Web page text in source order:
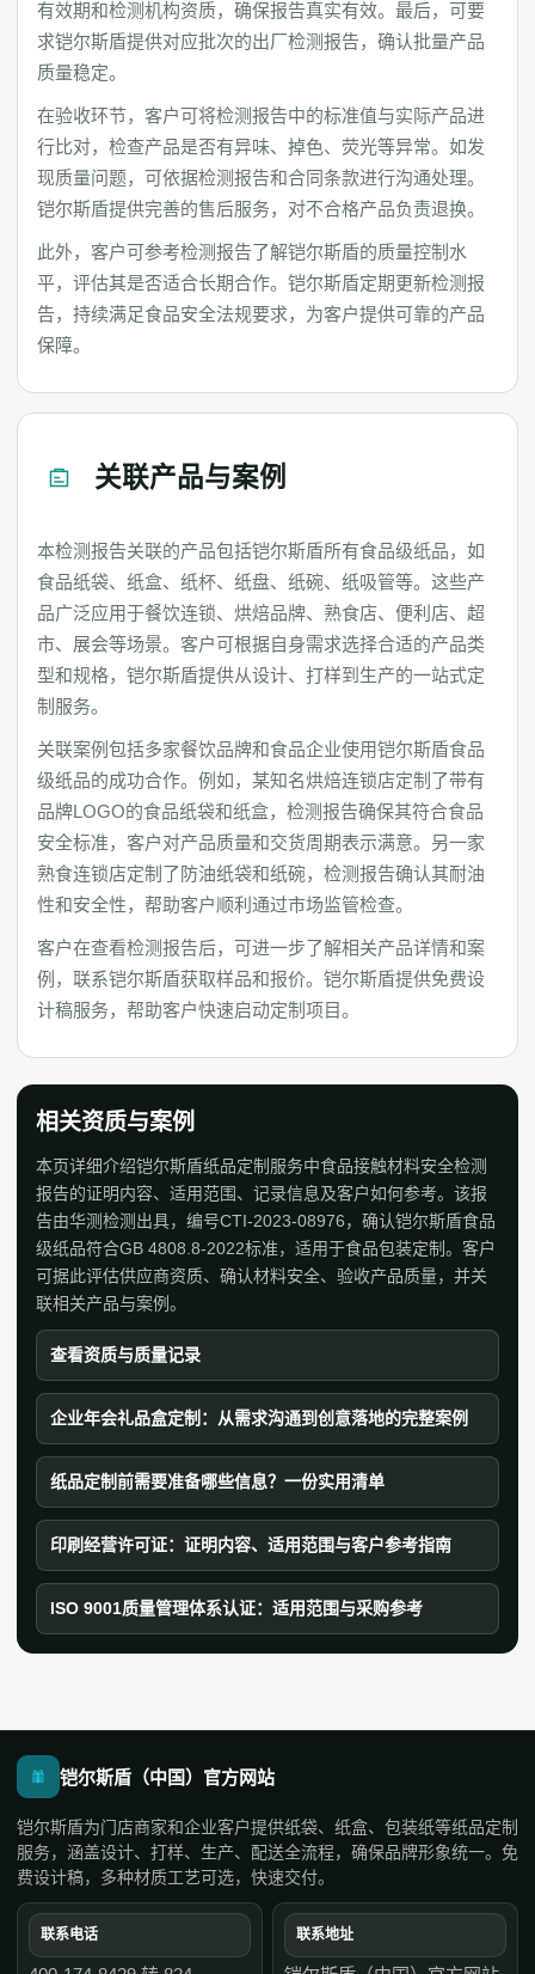
有效期和检测机构资质，确保报告真实有效。最后，可要
求铠尔斯盾提供对应批次的出厂检测报告，确认批量产品
质量稳定。
在验收环节，客户可将检测报告中的标准值与实际产品进
行比对，检查产品是否有异味、掉色、荧光等异常。如发
现质量问题，可依据检测报告和合同条款进行沟通处理。
铠尔斯盾提供完善的售后服务，对不合格产品负责退换。
此外，客户可参考检测报告了解铠尔斯盾的质量控制水
平，评估其是否适合长期合作。铠尔斯盾定期更新检测报
告，持续满足食品安全法规要求，为客户提供可靠的产品
保障。
关联产品与案例
本检测报告关联的产品包括铠尔斯盾所有食品级纸品，如
食品纸袋、纸盒、纸杯、纸盘、纸碗、纸吸管等。这些产
品广泛应用于餐饮连锁、烘焙品牌、熟食店、便利店、超
市、展会等场景。客户可根据自身需求选择合适的产品类
型和规格，铠尔斯盾提供从设计、打样到生产的一站式定
制服务。
关联案例包括多家餐饮品牌和食品企业使用铠尔斯盾食品
级纸品的成功合作。例如，某知名烘焙连锁店定制了带有
品牌LOGO的食品纸袋和纸盒，检测报告确保其符合食品
安全标准，客户对产品质量和交货周期表示满意。另一家
熟食连锁店定制了防油纸袋和纸碗，检测报告确认其耐油
性和安全性，帮助客户顺利通过市场监管检查。
客户在查看检测报告后，可进一步了解相关产品详情和案
例，联系铠尔斯盾获取样品和报价。铠尔斯盾提供免费设
计稿服务，帮助客户快速启动定制项目。
相关资质与案例
本页详细介绍铠尔斯盾纸品定制服务中食品接触材料安全检测
报告的证明内容、适用范围、记录信息及客户如何参考。该报
告由华测检测出具，编号CTI-2023-08976，确认铠尔斯盾食品
级纸品符合GB 4808.8-2022标准，适用于食品包装定制。客户
可据此评估供应商资质、确认材料安全、验收产品质量，并关
联相关产品与案例。
查看资质与质量记录
企业年会礼品盒定制：从需求沟通到创意落地的完整案例
纸品定制前需要准备哪些信息？一份实用清单
印刷经营许可证：证明内容、适用范围与客户参考指南
ISO 9001质量管理体系认证：适用范围与采购参考
铠尔斯盾（中国）官方网站
铠尔斯盾为门店商家和企业客户提供纸袋、纸盒、包装纸等纸品定制
服务，涵盖设计、打样、生产、配送全流程，确保品牌形象统一。免
费设计稿，多种材质工艺可选，快速交付。
联系电话 联系地址